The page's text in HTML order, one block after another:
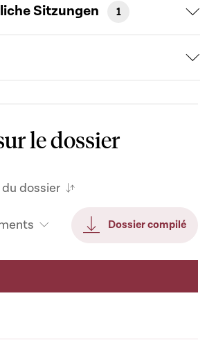
Sitzungen 1
le dossier
dossier
Dossier compilé